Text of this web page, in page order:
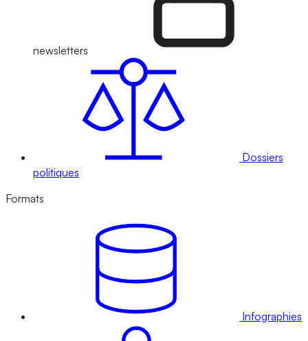
newsletters
Dossiers
politiques
Formats
Infographies